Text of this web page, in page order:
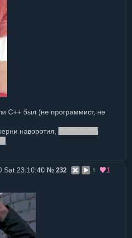
С++ был (не программист, не
наворотил,
Sat 23:10:40 № 232 9 1